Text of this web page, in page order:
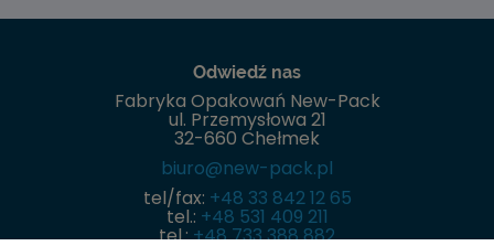
Odwiedź nas
Fabryka Opakowań New-Pack
ul. Przemysłowa 21
32-660 Chełmek
biuro@new-pack.pl
tel/fax: +48 33 842 12 65
tel.: +48 531 409 211
tel.:+48 733 388 882